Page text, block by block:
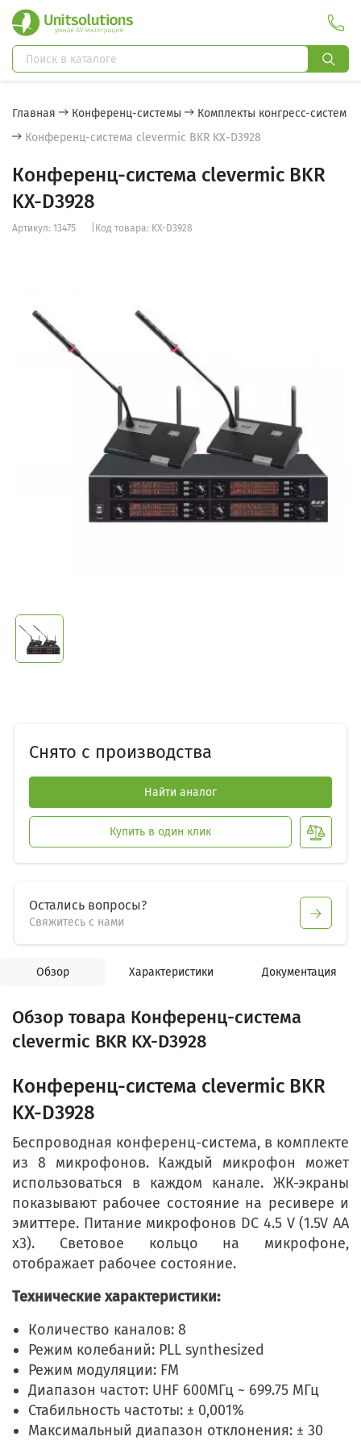
Главная Конференц-системы
Комплекты конгресс-систем
Конференц-система clevermic BKR KX-D3928
Конференц-система clevermic BKR
KX-D3928
Артикул: 13475 Код товара: KX-D3928
Снято с производства
Найти аналог
Купить в один клик
Остались вопросы?
Свяжитесь с нами
Обзор Характеристики Документация
Обзор товара Конференц-система
clevermic BKR KX-D3928
Конференц-система clevermic BKR
KX-D3928
Беспроводная конференц-система, в комплекте
из 8 микрофонов. Каждый микрофон может
использоваться в каждом канале. ЖК-экраны
показывают рабочее состояние на ресивере и
эмиттере. Питание микрофонов DC 4.5 V (1.5V AA
х3). Световое кольцо на микрофоне,
отображает рабочее состояние.
Технические характеристики:
Количество каналов: 8
Режим колебаний: PLL synthesized
Режим модуляции: FM
Диапазон частот: UHF 600МГц ~ 699.75 МГц
Стабильность частоты: ± 0,001%
Максимальный диапазон отклонения: ± 30